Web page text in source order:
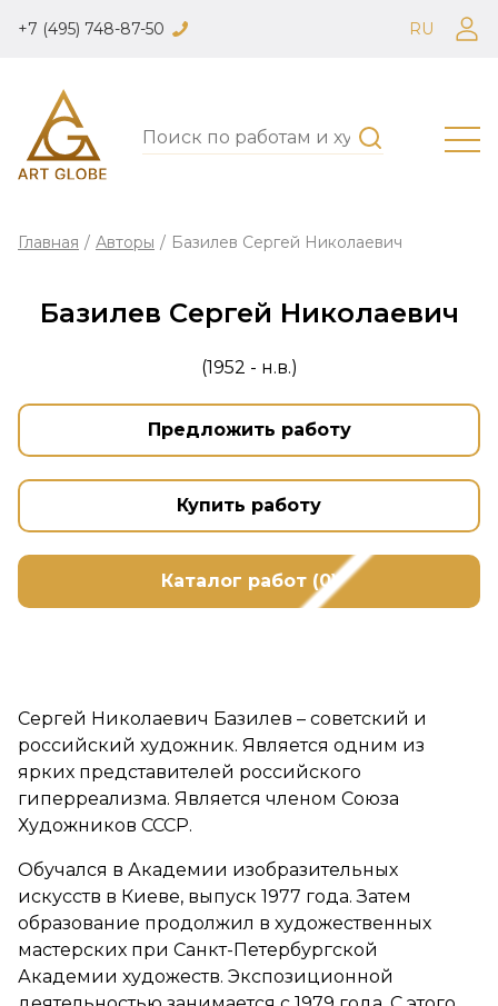
+7 (495) 748-87-50 RU
Главная / Авторы / Базилев Сергей Николаевич
Базилев Сергей Николаевич
(1952 - н.в.)
Предложить работу
Купить работу
Каталог работ (0)
Сергей Николаевич Базилев – советский и
российский художник. Является одним из
ярких представителей российского
гиперреализма. Является членом Союза
Художников СССР.
Обучался в Академии изобразительных
искусств в Киеве, выпуск 1977 года. Затем
образование продолжил в художественных
мастерских при Санкт-Петербургской
Академии художеств. Экспозиционной